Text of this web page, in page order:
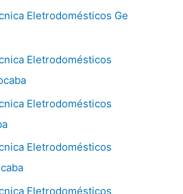
Eletrodomésticos Ge
Eletrodomésticos
Eletrodomésticos
Eletrodomésticos
Eletrodomésticos